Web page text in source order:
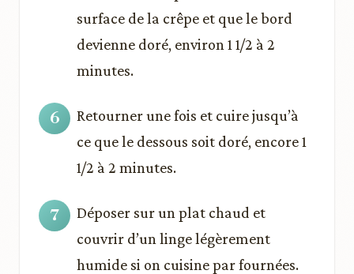
surface de la crêpe et que le bord
devienne doré, environ 1 1/2 à 2
minutes.
Retourner une fois et cuire jusqu’à
ce que le dessous soit doré, encore 1
1/2 à 2 minutes.
Déposer sur un plat chaud et
couvrir d’un linge légèrement
humide si on cuisine par fournées.